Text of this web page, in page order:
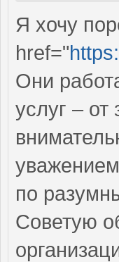
Я хочу
href="
Они
услуг –
по
Советую